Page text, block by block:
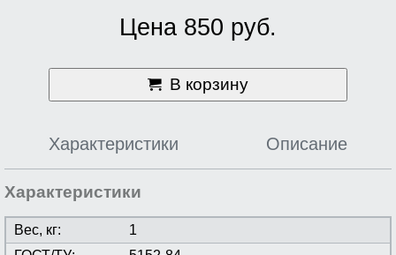
Цена 850 руб.
В корзину
Характеристики Описание
Характеристики
Вес, кг:
1